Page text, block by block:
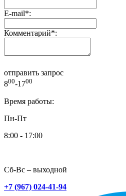
E-mail*:
Комментарий*:
отправить запрос
800-1700
Время работы:
Пн-Пт
8:00 - 17:00
Сб-Вс – выходной
+7 (967) 024-41-94